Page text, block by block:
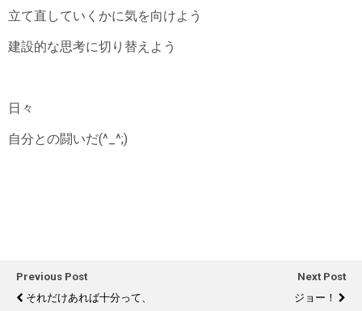
立て直していくかに気を向けよう
建設的な思考に切り替えよう
日々
自分との闘いだ(^_^;)
Previous Post
それだけあれば十分って、
Next Post
ジョー！